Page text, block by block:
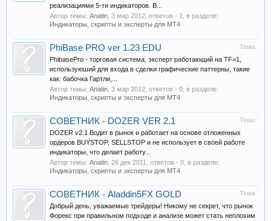
реализациями 5-ти индикаторов. В...
Автор темы: Anatin 3 мар 2012 , ответов - 1, в разделе:
Индикаторы, скрипты и эксперты для МТ4
Тема
PhiBase PRO ver 1.23 EDU
PhibasePro - торговая система, эксперт работающий на TF=1,
используюший для входа в сделки графические паттерны, такие
как: бабочка Гартли,...
Автор темы: Anatin 3 мар 2012 , ответов - 0, в разделе:
Индикаторы, скрипты и эксперты для МТ4
Тема
СОВЕТНИК - DOZER VER 2.1
DOZER v2.1 Водит в рынок и работает на основе отложенных
ордеров BUYSTOP, SELLSTOP и не использует в своей работе
индикаторы, что делает работу...
Автор темы: Anatin 26 дек 2011
, ответов - 0, в разделе:
Индикаторы, скрипты и эксперты для МТ4
Тема
СОВЕТНИК - Aladdin5FX GOLD
Добрый день, уважаемые трейдеры! Никому не секрет, что рынок
Форекс при правильном подходе и анализе может стать неплохим